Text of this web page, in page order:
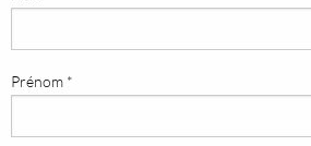
Prénom *